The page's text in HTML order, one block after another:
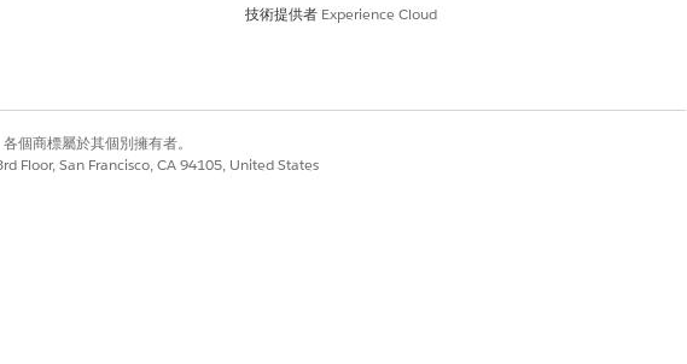
的貨幣。
理」。
技術提供者 Experience Cloud
個商標屬於其個別擁有者。
Floor, San Francisco, CA 94105, United States